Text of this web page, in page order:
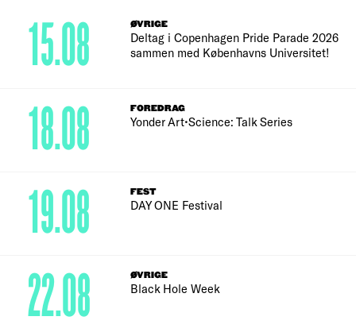
ØVRIGE
Deltag i Copenhagen Pride Parade 2026
sammen med Københavns Universitet!
15.08
FOREDRAG
Yonder Art•Science: Talk Series
18.08
FEST
DAY ONE Festival
19.08
ØVRIGE
Black Hole Week
22.08